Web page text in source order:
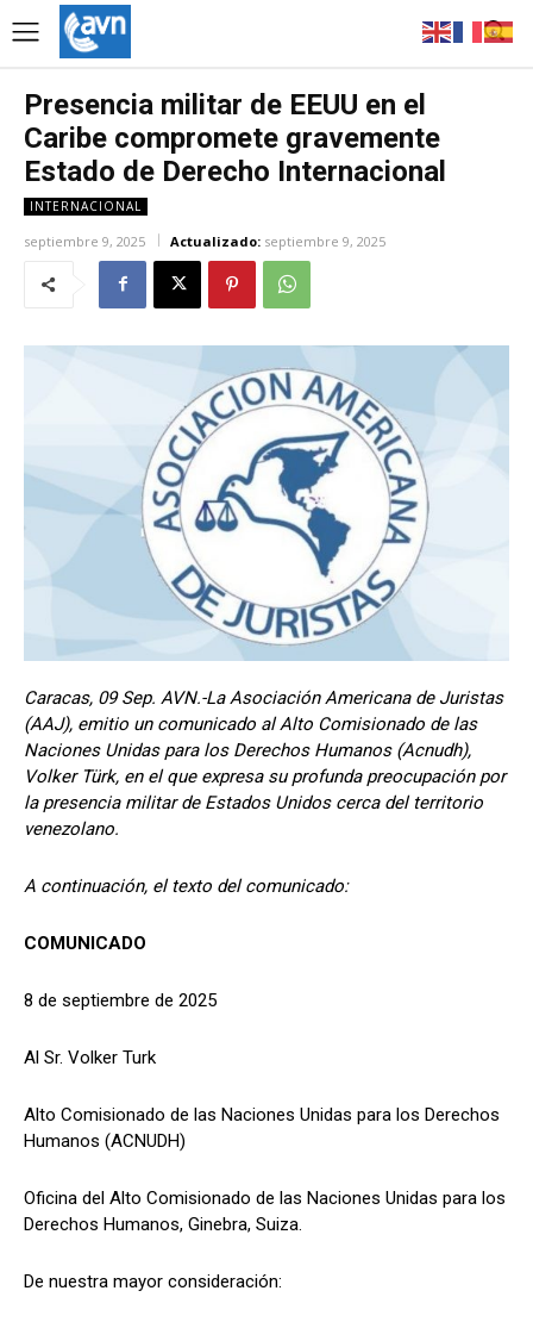
Presencia militar de EEUU en el
Caribe compromete gravemente
Estado de Derecho Internacional
INTERNACIONAL
septiembre 9, 2025 Actualizado: septiembre 9, 2025
Caracas, 09 Sep. AVN.-La Asociación Americana de Juristas
(AAJ), emitio un comunicado al Alto Comisionado de las
Naciones Unidas para los Derechos Humanos (Acnudh),
Volker Türk, en el que expresa su profunda preocupación por
la presencia militar de Estados Unidos cerca del territorio
venezolano.
A continuación, el texto del comunicado:
COMUNICADO
8 de septiembre de 2025
Al Sr. Volker Turk
Alto Comisionado de las Naciones Unidas para los Derechos
Humanos (ACNUDH)
Oficina del Alto Comisionado de las Naciones Unidas para los
Derechos Humanos, Ginebra, Suiza.
De nuestra mayor consideración: